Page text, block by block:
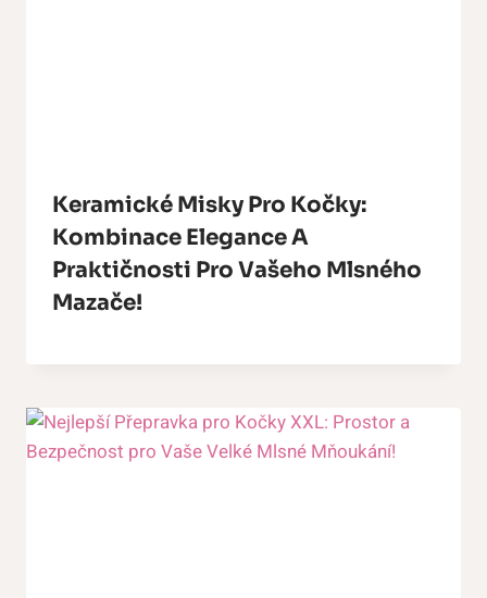
Keramické Misky Pro Kočky:
Kombinace Elegance A
Praktičnosti Pro Vašeho Mlsného
Mazače!